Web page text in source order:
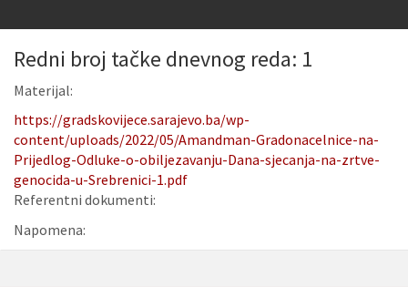
Redni broj tačke dnevnog reda: 1
Materijal:
https://gradskovijece.sarajevo.ba/wp-
content/uploads/2022/05/Amandman-Gradonacelnice-na-
Prijedlog-Odluke-o-obiljezavanju-Dana-sjecanja-na-zrtve-
genocida-u-Srebrenici-1.pdf
Referentni dokumenti:
Napomena: